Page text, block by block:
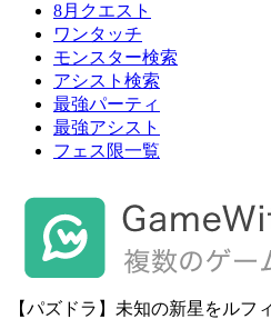
8月クエスト
ワンタッチ
モンスター検索
アシスト検索
最強パーティ
最強アシスト
フェス限一覧
【パズドラ】未知の新星をルフ